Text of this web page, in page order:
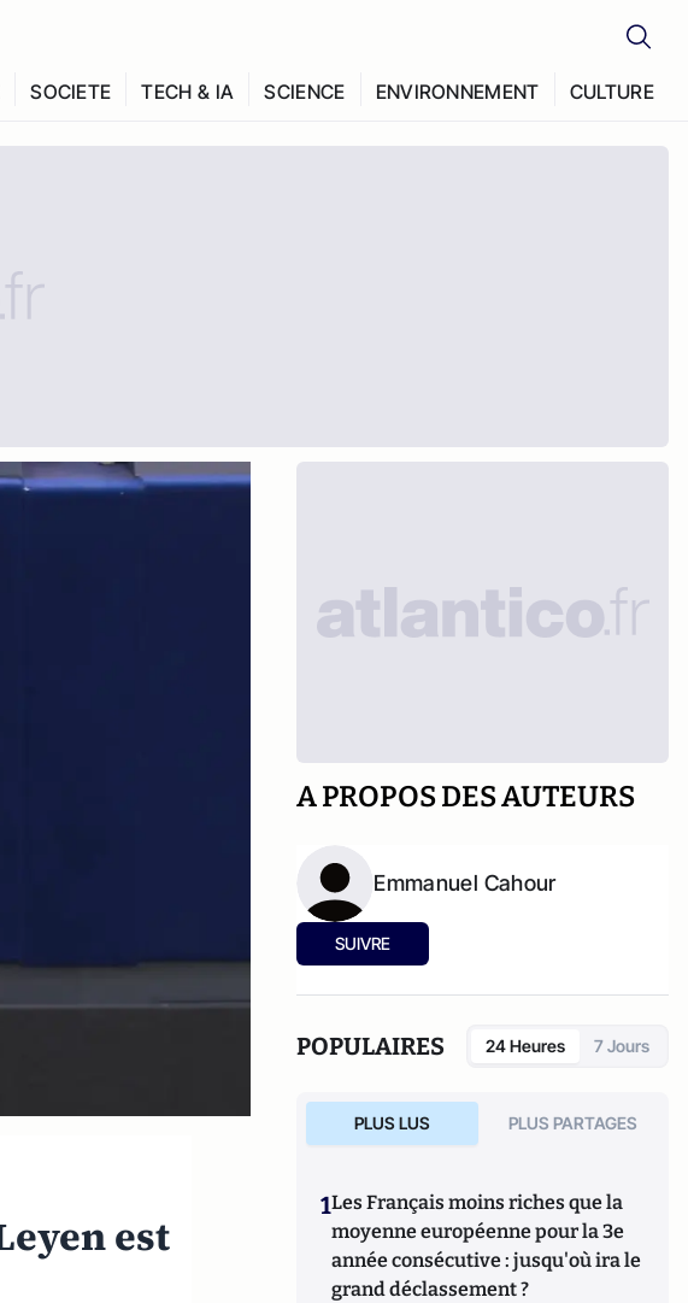
SOCIETE TECH & IA SCIENCE ENVIRONNEMENT CULTURE
est
A PROPOS DES AUTEURS
Emmanuel Cahour
SUIVRE
POPULAIRES 24 Heures 7 Jours
PLUS LUS PLUS PARTAGES
1Les Français moins riches que la
moyenne européenne pour la 3e
année consécutive : jusqu'où ira le
grand déclassement ?